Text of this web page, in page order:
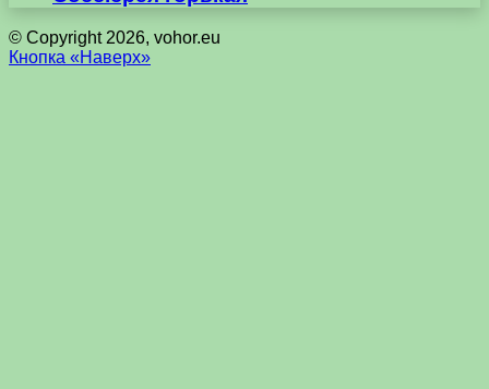
© Copyright 2026, vohor.eu
Кнопка «Наверх»